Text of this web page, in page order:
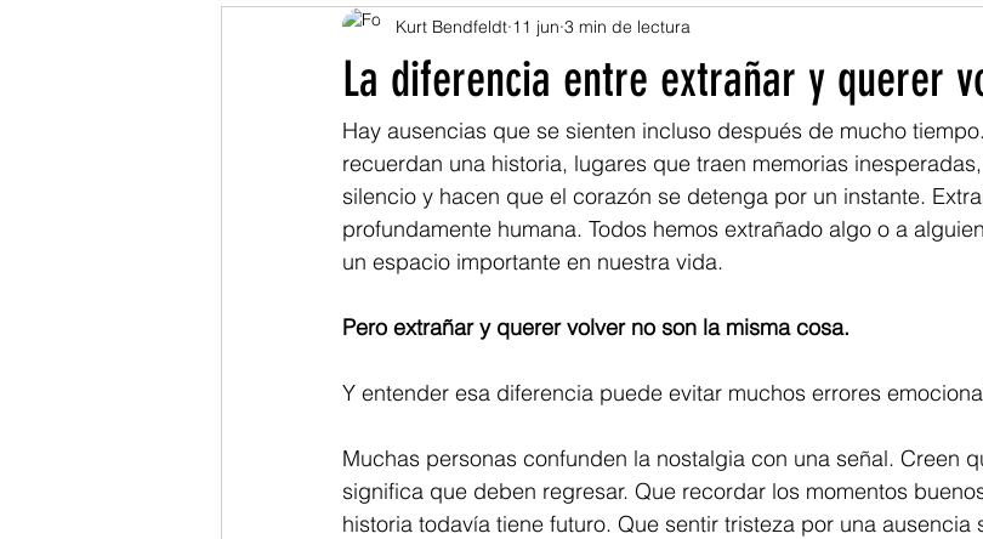
Fe y Espiritualidad Reflexiones Personales
La diferencia entre extrañar y querer
Kurt Bendfeldt 11 jun 3 min de lectura
Hay ausencias que se sienten incluso después de mucho
recuerdan una historia, lugares que traen memorias
silencio y hacen que el corazón se detenga por un instante.
profundamente humana. Todos hemos extrañado algo o a
un espacio importante en nuestra vida.
Pero extrañar y querer volver no son la misma cosa.
Y entender esa diferencia puede evitar muchos errores
Muchas personas confunden la nostalgia con una señal. Creen
significa que deben regresar. Que recordar los momentos
historia todavía tiene futuro. Que sentir tristeza por una ausencia